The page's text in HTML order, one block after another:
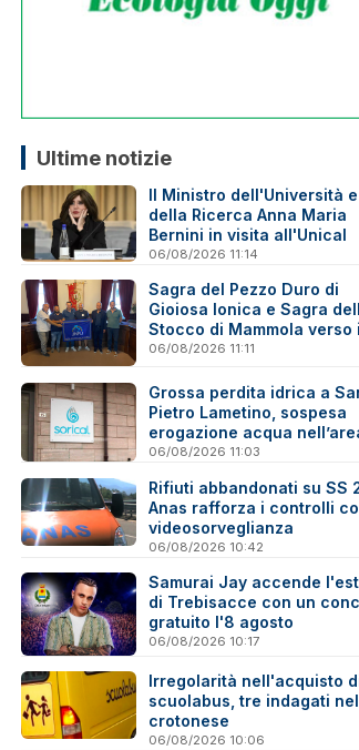
Ultime notizie
Il Ministro dell'Università e
della Ricerca Anna Maria
Bernini in visita all'Unical
06/08/2026 11:14
Sagra del Pezzo Duro di
Gioiosa Ionica e Sagra
Stocco di Mammola verso
marchio “Sagra di Qualità”
06/08/2026 11:11
Grossa perdita idrica a
Pietro Lametino, sospesa
erogazione acqua
industriale
06/08/2026 11:03
Rifiuti abbandonati su SS
Anas rafforza i controlli
videosorveglianza
06/08/2026 10:42
Samurai Jay accende
di Trebisacce con un
gratuito l'8 agosto
06/08/2026 10:17
Irregolarità nell'acquisto
scuolabus, tre indagati nel
crotonese
06/08/2026 10:06